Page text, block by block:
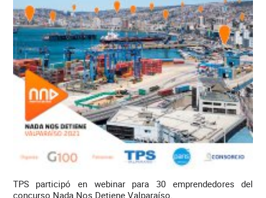
TPS participó en webinar para 30 emprendedores del
concurso Nada Nos Detiene Valparaíso.